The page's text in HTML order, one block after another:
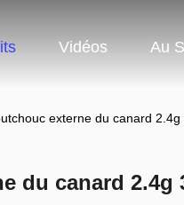
Vidéos Au
externe du canard
du canard 2.4g